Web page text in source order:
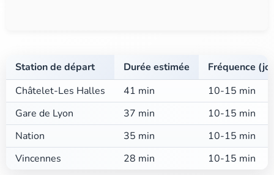
Station de départ Durée estimée
Fréquence
Châtelet-Les Halles
41 min
10-15 min
Gare de Lyon
37 min
10-15 min
Nation
35 min
10-15 min
Vincennes
28 min 10-15 min